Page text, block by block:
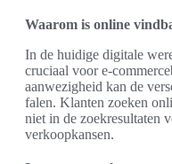
Waarom is online
In de huidige digitale
cruciaal voor e-
aanwezigheid kan de
falen. Klanten zoeken
niet in de zoekresultaten
verkoopkansen.